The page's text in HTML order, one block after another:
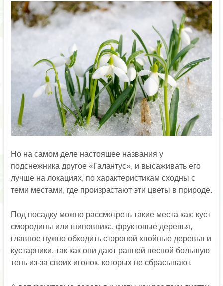
Но на самом деле настоящее названия у
подснежника другое «Галантус», и высаживать его
лучше на локациях, по характеристикам сходны с
теми местами, где произрастают эти цветы в природе.
Под посадку можно рассмотреть такие места как: куст
смородины или шиповника, фруктовые деревья,
главное нужно обходить стороной хвойные деревья и
кустарники, так как они дают ранней весной большую
тень из-за своих иголок, которых не сбрасывают.